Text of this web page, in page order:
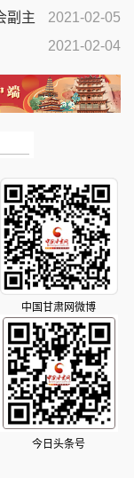
2021-02-05
副主
2021-02-04
中国甘肃网微博
今日头条号